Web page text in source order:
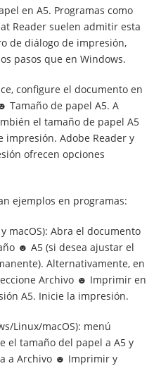
en A5. Programas como
Reader suelen admitir esta
de diálogo de impresión,
pasos que en Windows.
configure el documento en
Tamaño de papel A5. A
el tamaño de papel A5
impresión. Adobe Reader y
ofrecen opciones
ejemplos en programas:
macOS): Abra el documento
☻ A5 (si desea ajustar el
Alternativamente, en
Archivo ☻ Imprimir en
A5. Inicie la impresión.
Linux/macOS): menú
el tamaño del papel a A5 y
a Archivo ☻ Imprimir y